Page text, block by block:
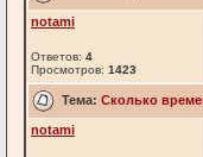
notami
Ответов: 4
Просмотров: 1423
Тема: Сколько
notami